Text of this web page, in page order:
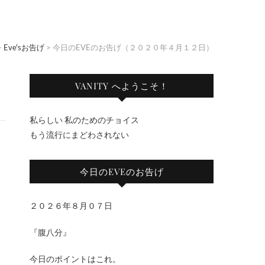
Eve'sお告げ > 今日のEVEのお告げ（２０２０年４月１２日）
VANITY へようこそ！
私らしい 私のためのチョイス
もう流行にまどわされない
今日のEVEのお告げ
２０２６年８月０７日
『腹八分』
今日のポイントはこれ。